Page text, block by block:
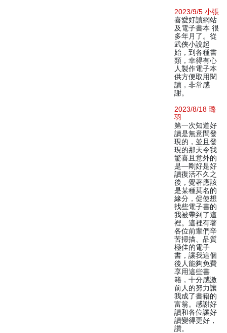
2023/9/5 小張
喜愛好讀網站
及電子書本 很
多年月了。從
武俠小說起
始，到各種書
類，幸得有心
人製作電子本
供方便取用閱
讀，非常感
謝。
2023/8/18 璐
羽
第一次知道好
讀是無意間發
現的，並且發
現的那天令我
驚喜且意外的
是—剛好是好
讀復活不久之
後，覺著應該
是某種莫名的
緣分，促使想
找些電子書的
我被帶到了這
裡。這裡有著
各位前輩們辛
苦掃描、品質
極佳的電子
書，讓我這個
後人能夠免費
享用這些書
籍，十分感激
前人的努力讓
我成了書籍的
富翁。感謝好
讀和各位讓好
讀變得更好，
讚。